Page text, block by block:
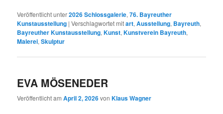
Veröffentlicht unter2026 Schlossgalerie,76. Bayreuther
Kunstausstellung |Verschlagwortet mitart,Ausstellung, Bayreuth,
Bayreuther Kunstausstellung,Kunst,Kunstverein Bayreuth,
Malerei,Skulptur
EVA MÖSENEDER
Veröffentlicht amApril 2, 2026vonKlaus Wagner